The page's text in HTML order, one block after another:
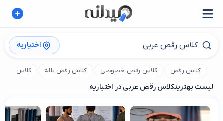
اختیاریه
کلاس رقص کلاس رقص خصوصی کلاس رقص باله کلاس رقص
لیست بهترینکلاس رقص عربی در اختیاریه